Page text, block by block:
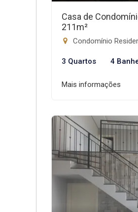
Casa de
211m²
Condomínio
3 Quartos 4
Mais informações